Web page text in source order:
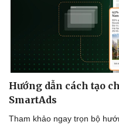
Hướng dẫn cách tạo
SmartAds
Tham khảo ngay trọn bộ